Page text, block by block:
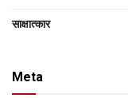
साक्षात्‍कार
Meta